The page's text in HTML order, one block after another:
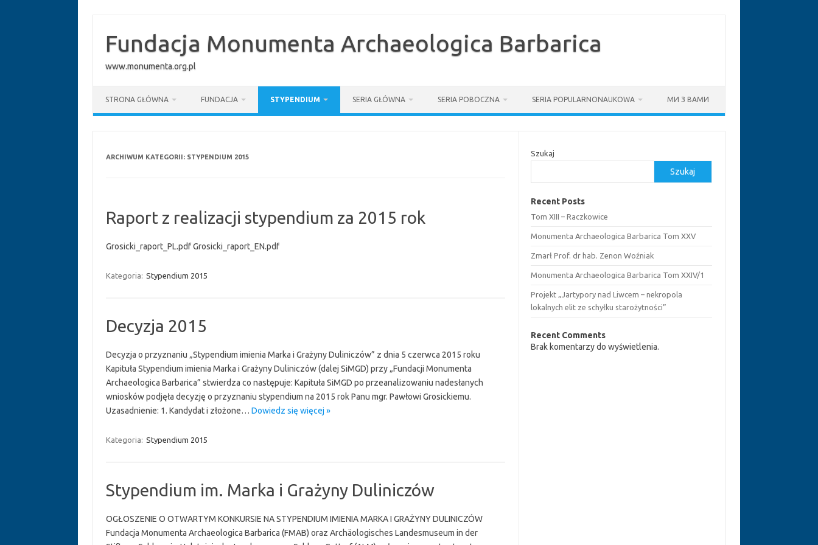
treściFundacja Monumenta Archaeologica Barbarica
www.monumenta.org.pl
STRONA GŁÓWNA FUNDACJA STYPENDIUM SERIA GŁÓWNA SERIA POBOCZNA SERIA POPULARNONAUKOWA МИ З ВАМИ
ARCHIWUM KATEGORII: STYPENDIUM 2015
Raport z realizacji stypendium za 2015 rok
Grosicki_raport_PL.pdf Grosicki_raport_EN.pdf
Kategoria: Stypendium 2015
Decyzja 2015
Decyzja o przyznaniu „Stypendium imienia Marka i Grażyny Duliniczów” z dnia 5 czerwca 2015 roku
Kapituła Stypendium imienia Marka i Grażyny Duliniczów (dalej SiMGD) przy „Fundacji Monumenta
Archaeologica Barbarica” stwierdza co następuje: Kapituła SiMGD po przeanalizowaniu nadesłanych
wniosków podjęła decyzję o przyznaniu stypendium na 2015 rok Panu mgr. Pawłowi Grosickiemu.
Uzasadnienie: 1. Kandydat i złożone… Dowiedz się więcej »
Kategoria: Stypendium 2015
Stypendium im. Marka i Grażyny Duliniczów
OGŁOSZENIE O OTWARTYM KONKURSIE NA STYPENDIUM IMIENIA MARKA I GRAŻYNY DULINICZÓW
Fundacja Monumenta Archaeologica Barbarica (FMAB) oraz Archäologisches Landesmuseum in der
Szukaj
Szukaj
Recent Posts
Tom XIII – Raczkowice
Monumenta Archaeologica Barbarica Tom XXV
Zmarł Prof. dr hab. Zenon Woźniak
Monumenta Archaeologica Barbarica Tom XXIV/1
Projekt „Jartypory nad Liwcem – nekropola
lokalnych elit ze schyłku starożytności”
Recent Comments
Brak komentarzy do wyświetlenia.